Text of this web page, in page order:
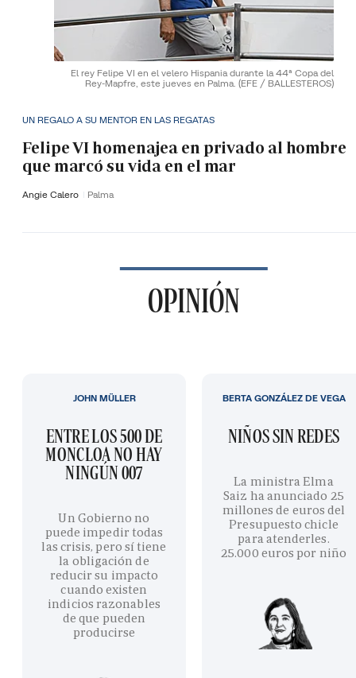
El rey Felipe VI en el velero Hispania durante la 44ª Copa del
Rey-Mapfre, este jueves en Palma. (EFE / BALLESTEROS)
UN REGALO A SU MENTOR EN LAS REGATAS
Felipe VI homenajea en privado al hombre
que marcó su vida en el mar
Angie Calero Palma
OPINIÓN
ENTRE LOS 500 DE
MONCLOA NO HAY
NINGÚN 007
Un Gobierno no
puede impedir todas
las crisis, pero sí tiene
la obligación de
reducir su impacto
cuando existen
indicios razonables
de que pueden
producirse
JOHN MÜLLER
NIÑOS SIN REDES
La ministra Elma
Saiz ha anunciado 25
millones de euros del
Presupuesto chicle
para atenderles.
25.000 euros por niño
BERTA GONZÁLEZ DE VEGA